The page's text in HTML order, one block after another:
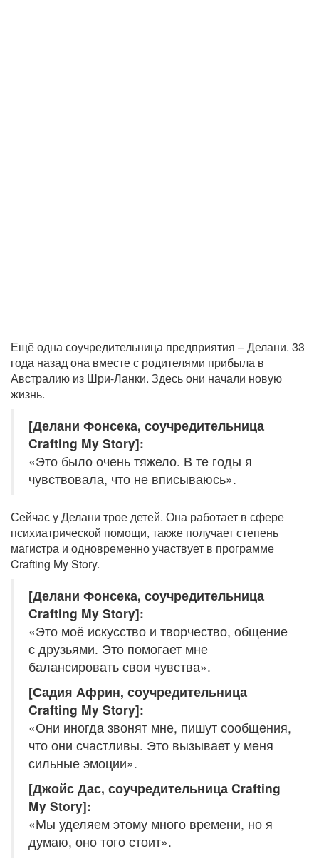
Ещё одна соучредительница предприятия – Делани. 33
года назад она вместе с родителями прибыла в
Австралию из Шри-Ланки. Здесь они начали новую
жизнь.
[Делани Фонсека, соучредительница
Crafting My Story]:
«Это было очень тяжело. В те годы я
чувствовала, что не вписываюсь».
Сейчас у Делани трое детей. Она работает в сфере
психиатрической помощи, также получает степень
магистра и одновременно участвует в программе
Crafting My Story.
[Делани Фонсека, соучредительница
Crafting My Story]:
«Это моё искусство и творчество, общение
с друзьями. Это помогает мне
балансировать свои чувства».
[Садия Африн, соучредительница
Crafting My Story]:
«Они иногда звонят мне, пишут сообщения,
что они счастливы. Это вызывает у меня
сильные эмоции».
[Джойс Дас, соучредительница Crafting
My Story]:
«Мы уделяем этому много времени, но я
думаю, оно того стоит».